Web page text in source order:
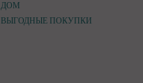
ДОМ
ВЫГОДНЫЕ ПОКУПКИ